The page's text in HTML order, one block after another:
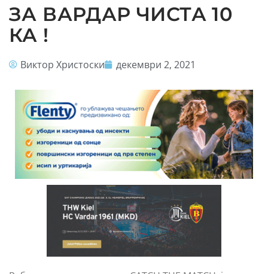
ЗА ВАРДАР ЧИСТА 10
КА !
Виктор Христоски декември 2, 2021